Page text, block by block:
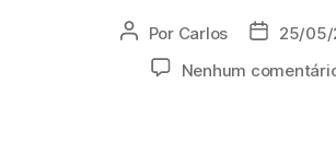
Por Carlos
25/05/
Nenhum